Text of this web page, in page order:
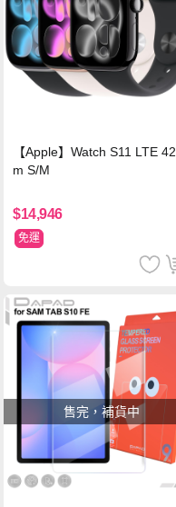
【Apple】Watch S11 LTE
m S/M
$14,946
免運
售完，補貨中